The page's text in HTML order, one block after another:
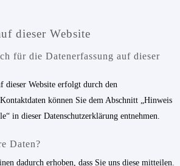
dieser Website
für die Datenerfassung auf dieser
dieser Website erfolgt durch den
können Sie dem Abschnitt „Hinweis
in dieser Datenschutzerklärung entnehmen.
Daten?
dadurch erhoben, dass Sie uns diese mitteilen.